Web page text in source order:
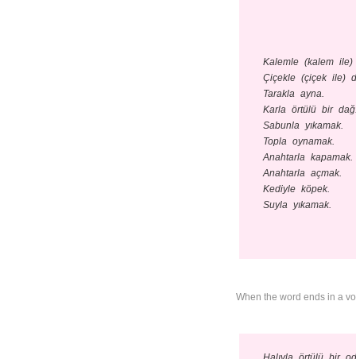
Kalemle (kalem ile)
Çiçekle (çiçek ile)
Tarakla ayna.
Karla örtülü bir
Sabunla yıkamak.
Topla oynamak.
Anahtarla kapamak.
Anahtarla açmak.
Kediyle köpek.
Suyla yıkamak.
When the word ends in a